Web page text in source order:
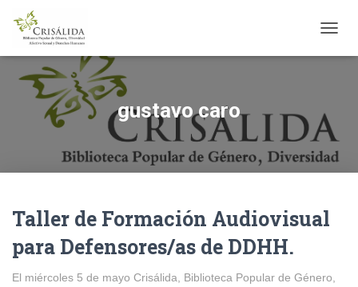
MODO
gustavo caro
Taller de Formación Audiovisual
para Defensores/as de DDHH.
El miércoles 5 de mayo Crisálida, Biblioteca Popular de Género,